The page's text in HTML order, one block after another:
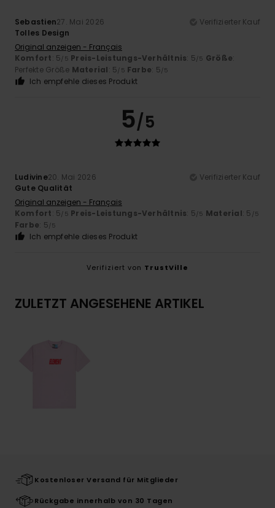
Sebastien27. Mai 2026
Verifizierter Kauf
Tolles Design
Original anzeigen - Français
Komfort: 5/5 Preis-Leistungs-Verhältnis: 5/5 Größe:
Perfekte Größe Material: 5/5 Farbe: 5/5
Ich empfehle dieses Produkt
5/5
Ludivine20. Mai 2026
Verifizierter Kauf
Gute Qualität
Original anzeigen - Français
Komfort: 5/5 Preis-Leistungs-Verhältnis: 5/5 Material: 5 /5
Farbe: 5/5
Ich empfehle dieses Produkt
Verifiziert von TrustVille
ZULETZT ANGESEHENE ARTIKEL
Kostenloser Versand für Mitglieder
Rückgabe innerhalb von 30 Tagen